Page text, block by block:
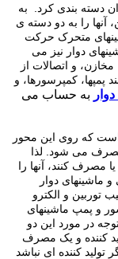
دسته بندی کرد. به
را به دو دسته ی
متحرک حرکت
دوار نیز می
و اتصالات از
پمپها، کمپرسورها، و
به حساب می
که روی این محور
مصرف می شود. لذا
مصرف کنند، آنها را
ماشینهای دوار
توربین و الکترو
و پمپ ماشینهای
در مورد این دو
کننده و یک مصرف
تولید کننده ای نباشد